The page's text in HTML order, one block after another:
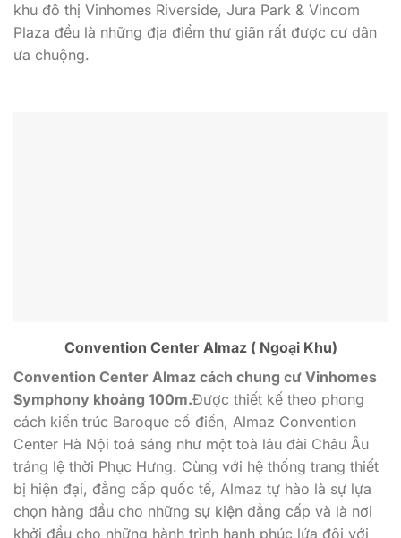
khu đô thị Vinhomes Riverside, Jura Park & Vincom
Plaza đều là những địa điểm thư giãn rất được cư dân
ưa chuộng.
Convention Center Almaz ( Ngoại Khu)
Convention Center Almaz cách chung cư Vinhomes
Symphony khoảng 100m.Được thiết kế theo phong
cách kiến trúc Baroque cổ điển, Almaz Convention
Center Hà Nội toả sáng như một toà lâu đài Châu Âu
tráng lệ thời Phục Hưng. Cùng với hệ thống trang thiết
bị hiện đại, đẳng cấp quốc tế, Almaz tự hào là sự lựa
chọn hàng đầu cho những sự kiện đẳng cấp và là nơi
khởi đầu cho những hành trình hạnh phúc lứa đôi với